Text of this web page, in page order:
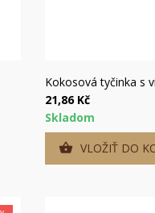
Kokosová tyčinka s
21,86 Kč
Skladom
 VLOŽIŤ DO